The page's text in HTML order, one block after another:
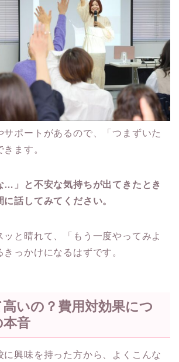
サポートがあるので、「つまずいた
ます。
…」と不安な気持ちが出てきたとき
話してみてください。
ッと晴れて、「もう一度やってみよ
きっかけになるはずです。
いの？費用対効果につ
本音
に興味を持った方から、よくこんな